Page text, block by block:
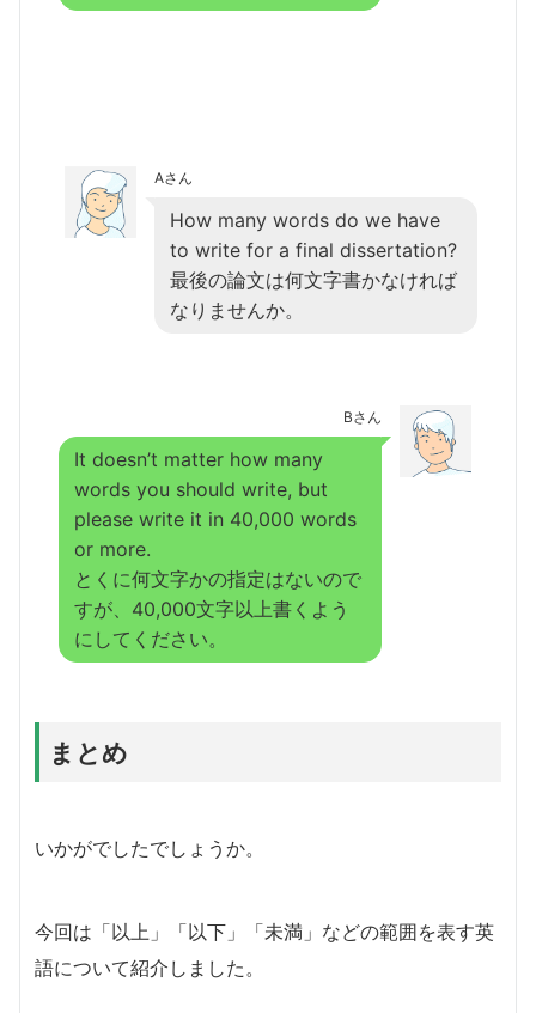
Aさん
How many words do we have
to write for a final dissertation?
最後の論文は何文字書かなければ
なりませんか。
Bさん
It doesn’t matter how many
words you should write, but
please write it in 40,000 words
or more.
とくに何文字かの指定はないので
すが、40,000文字以上書くよう
にしてください。
まとめ
いかがでしたでしょうか。
今回は「以上」「以下」「未満」などの範囲を表す英
語について紹介しました。